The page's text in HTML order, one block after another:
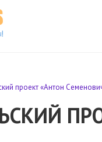
проект «Антон